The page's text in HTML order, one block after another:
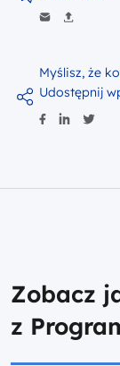
Myślisz, że
Udostępnij
Zobacz
z